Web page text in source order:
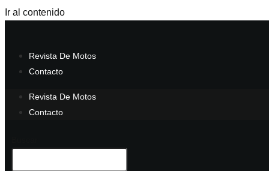
Ir al contenido
Revista De Motos
Contacto
Revista De Motos
Contacto